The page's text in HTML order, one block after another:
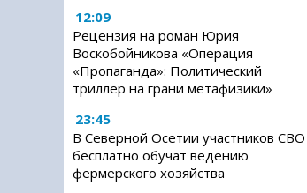
12:09
Рецензия на роман Юрия
Воскобойникова «Операция
«Пропаганда»: Политический
триллер на грани метафизики»
23:45
В Северной Осетии участников СВО
бесплатно обучат ведению
фермерского хозяйства